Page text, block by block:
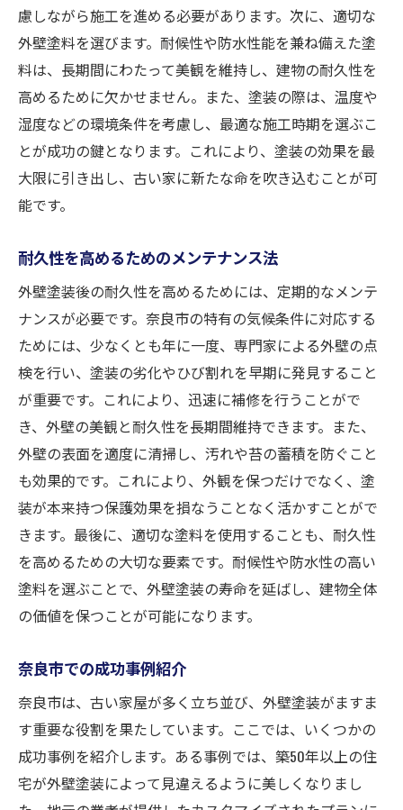
住宅の特徴に合わせたオリジナルデザイン
小物や装飾でアクセントを加える方法
住む人のライフスタイルを反映させる
プロフェッショナルと共に作るデザイン
古都の風情を感じる外壁塗装の秘訣
古都らしさを残すための色彩選び
奈良市特有の風景を反映するデザイン
自然環境と共存するための配慮
地域の風土に合った施工方法
奈良市で外壁塗装を活用した住まいの新価値
塗装を通じて住まいに価値を加える方法
不動産価値を高める外壁塗装の役割
リノベーションと外壁塗装の相乗効果
地域の魅力を引き立てる工夫
住み心地を向上させる塗装プラン
持続可能な住環境を目指した外壁塗装
慮しながら施工を進める必要があります。次に、適切な
外壁塗料を選びます。耐候性や防水性能を兼ね備えた塗
料は、長期間にわたって美観を維持し、建物の耐久性を
高めるために欠かせません。また、塗装の際は、温度や
湿度などの環境条件を考慮し、最適な施工時期を選ぶこ
とが成功の鍵となります。これにより、塗装の効果を最
大限に引き出し、古い家に新たな命を吹き込むことが可
能です。
耐久性を高めるためのメンテナンス法
外壁塗装後の耐久性を高めるためには、定期的なメンテ
ナンスが必要です。奈良市の特有の気候条件に対応する
ためには、少なくとも年に一度、専門家による外壁の点
検を行い、塗装の劣化やひび割れを早期に発見すること
が重要です。これにより、迅速に補修を行うことがで
き、外壁の美観と耐久性を長期間維持できます。また、
外壁の表面を適度に清掃し、汚れや苔の蓄積を防ぐこと
も効果的です。これにより、外観を保つだけでなく、塗
装が本来持つ保護効果を損なうことなく活かすことがで
きます。最後に、適切な塗料を使用することも、耐久性
を高めるための大切な要素です。耐候性や防水性の高い
塗料を選ぶことで、外壁塗装の寿命を延ばし、建物全体
の価値を保つことが可能になります。
奈良市での成功事例紹介
奈良市は、古い家屋が多く立ち並び、外壁塗装がますま
す重要な役割を果たしています。ここでは、いくつかの
成功事例を紹介します。ある事例では、築50年以上の住
宅が外壁塗装によって見違えるように美しくなりまし